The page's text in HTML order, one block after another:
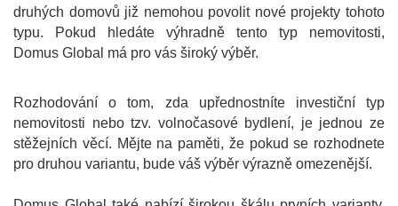
druhých domovů již nemohou povolit nové projekty tohoto
typu. Pokud hledáte výhradně tento typ nemovitosti,
Domus Global má pro vás široký výběr.
Rozhodování o tom, zda upřednostníte investiční typ
nemovitosti nebo tzv. volnočasové bydlení, je jednou ze
stěžejních věcí. Mějte na paměti, že pokud se rozhodnete
pro druhou variantu, bude váš výběr výrazně omezenější.